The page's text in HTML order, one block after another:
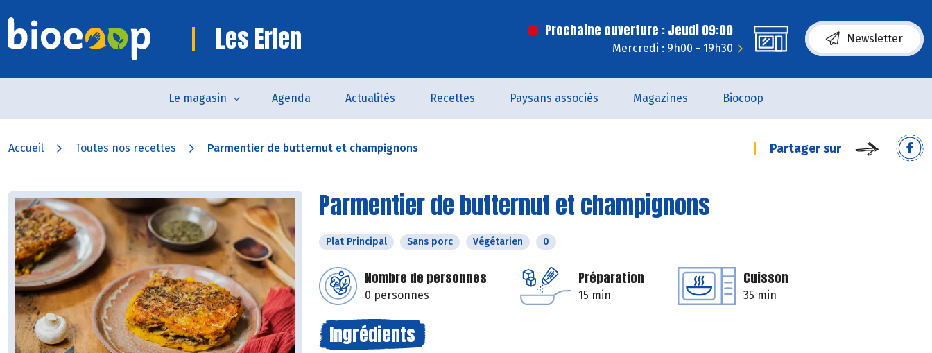
Les Erlen Prochaine ouverture : Jeudi 09:00
Mercredi : 9h00 - 19h30
Newsletter
Le magasin Agenda Actualités Recettes Paysans associés Magazines Biocoop
Accueil Toutes nos recettes Parmentier de butternut et champignons Partager sur
Parmentier de butternut et champignons
Plat Principal Sans porc Végétarien 0
Nombre de personnes
0 personnes
Préparation
15 min
Cuisson
35 min
Ingrédients